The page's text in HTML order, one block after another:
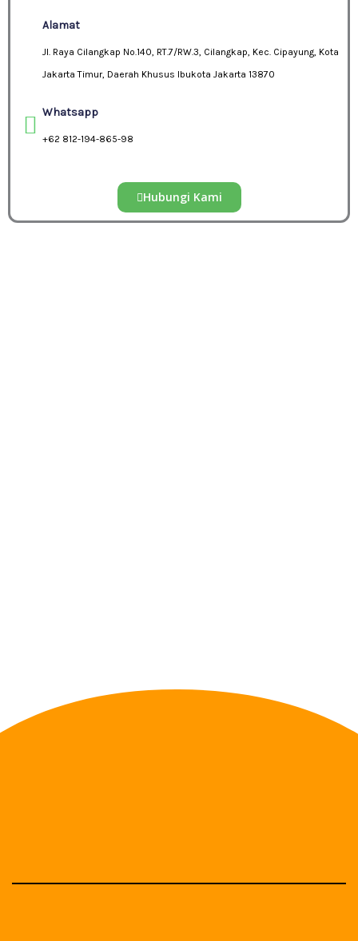
Alamat
Jl. Raya Cilangkap No.140, RT.7/RW.3, Cilangkap, Kec. Cipayung, Kota
Jakarta Timur, Daerah Khusus Ibukota Jakarta 13870
Whatsapp
+62 812-194-865-98
Hubungi Kami